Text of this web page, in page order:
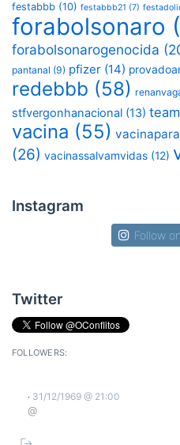
festabbb (10) festabbb21 (7)
forabolsonaro
forabolsonarogenocida
pantanal (9) pfizer (14)
redebbb (58)
stfvergonhanacional (13)
vacina (55)
(26) vacinassalvamvidas (12)
Instagram
Follow
Twitter
FOLLOWERS:
· 31/12/1969 @ 21:00
@